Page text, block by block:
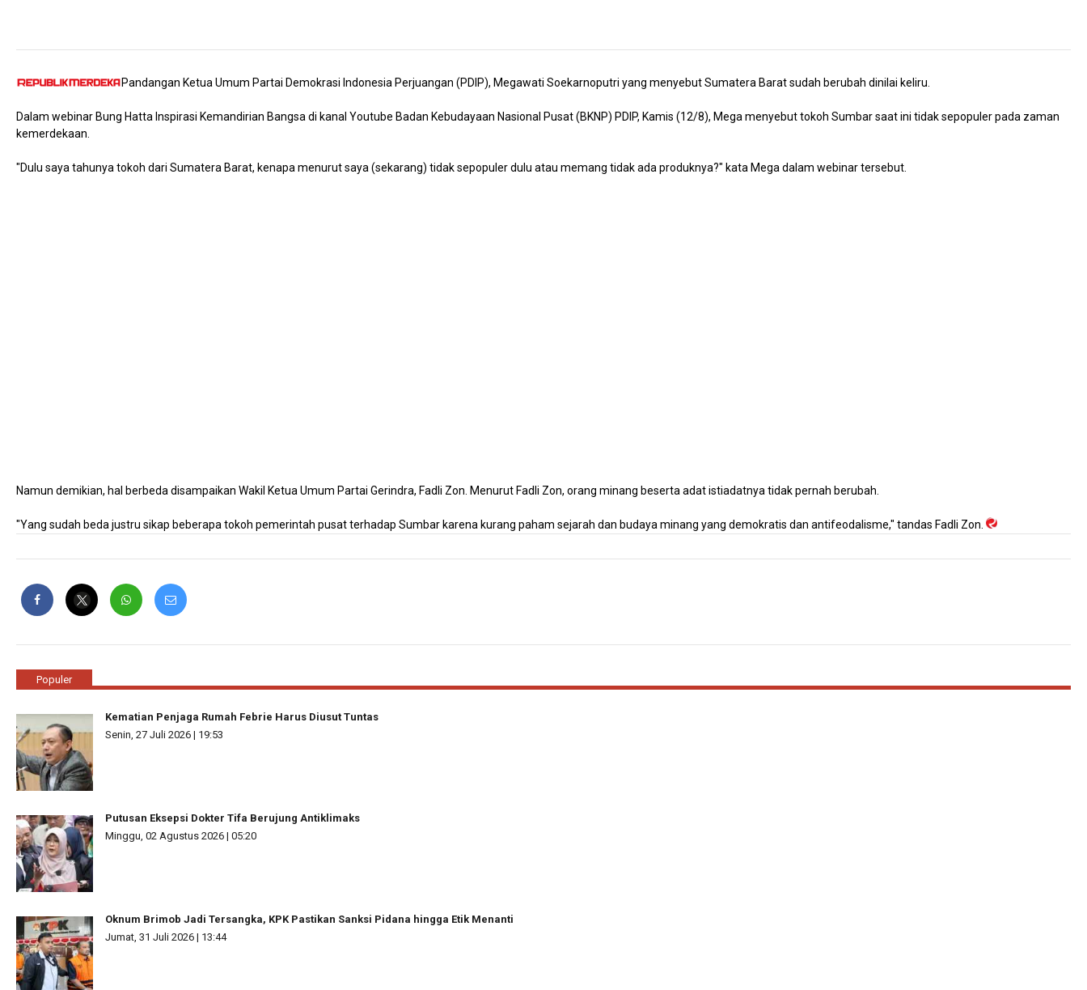
Pandangan Ketua Umum Partai Demokrasi Indonesia Perjuangan (PDIP), Megawati Soekarnoputri yang menyebut Sumatera Barat sudah berubah dinilai keliru.
Dalam webinar Bung Hatta Inspirasi Kemandirian Bangsa di kanal Youtube Badan Kebudayaan Nasional Pusat (BKNP) PDIP, Kamis (12/8), Mega menyebut tokoh Sumbar saat ini tidak sepopuler pada zaman
kemerdekaan.
"Dulu saya tahunya tokoh dari Sumatera Barat, kenapa menurut saya (sekarang) tidak sepopuler dulu atau memang tidak ada produknya?" kata Mega dalam webinar tersebut.
Namun demikian, hal berbeda disampaikan Wakil Ketua Umum Partai Gerindra, Fadli Zon. Menurut Fadli Zon, orang minang beserta adat istiadatnya tidak pernah berubah.
"Yang sudah beda justru sikap beberapa tokoh pemerintah pusat terhadap Sumbar karena kurang paham sejarah dan budaya minang yang demokratis dan antifeodalisme," tandas Fadli Zon.
Populer
Kematian Penjaga Rumah Febrie Harus Diusut Tuntas
Senin, 27 Juli 2026 | 19:53
Putusan Eksepsi Dokter Tifa Berujung Antiklimaks
Minggu, 02 Agustus 2026 | 05:20
Oknum Brimob Jadi Tersangka, KPK Pastikan Sanksi Pidana hingga Etik Menanti
Jumat, 31 Juli 2026 | 13:44